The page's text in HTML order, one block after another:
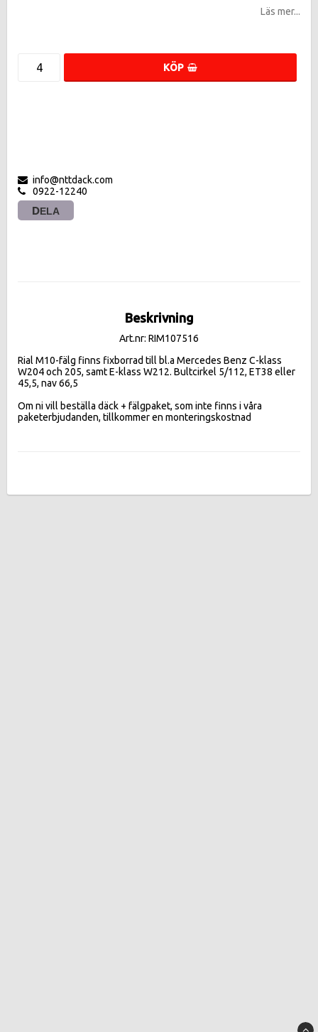
Läs mer...
KÖP
info@nttdack.com
0922-12240
DELA
Beskrivning
Art.nr: RIM107516
Rial M10-fälg finns fixborrad till bl.a Mercedes Benz C-klass
W204 och 205, samt E-klass W212. Bultcirkel 5/112, ET38 eller
45,5, nav 66,5
Om ni vill beställa däck + fälgpaket, som inte finns i våra
paketerbjudanden, tillkommer en monteringskostnad